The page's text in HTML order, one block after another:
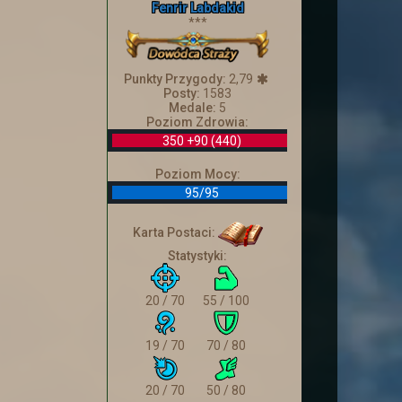
szachową lub kartę.
jak świętowaliście Tłusty
Fenrir Labdakid
***
Punkty Przygody: 2,79
Posty: 1583
Medale: 5
Poziom Zdrowia:
350 +90 (440)
Poziom Mocy:
95/95
Karta Postaci:
Statystyki:
20 / 70 55 / 100
19 / 70 70 / 80
20 / 70
50 / 80